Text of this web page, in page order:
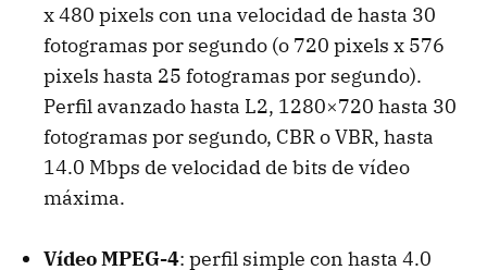
x 480 pixels con una velocidad de hasta 30
fotogramas por segundo (o 720 pixels x 576
pixels hasta 25 fotogramas por segundo).
Perfil avanzado hasta L2, 1280×720 hasta 30
fotogramas por segundo, CBRoVBR, hasta
14.0 Mbps de velocidad de bits de vídeo
máxima.
Vídeo MPEG-4: perfil simple con hasta 4.0